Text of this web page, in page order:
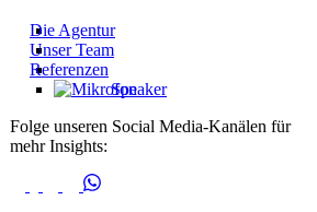
Die Agentur
Unser Team
Referenzen
Speaker
Folge unseren Social Media-Kanälen für
mehr Insights: